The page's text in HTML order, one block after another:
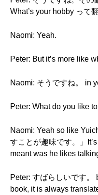
What’s your hobby って
Naomi: Yeah.
Peter: But it’s more like
Naomi: そうですね。 in
Peter: What do you like
Naomi: Yeah so like
すことが趣味です。」
meant was he likes
Peter: すばらしいです。
book, it is always